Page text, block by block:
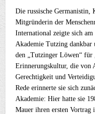
Die russische Germanistin,
Mitgründerin der
International zeigte sich
Akademie Tutzing
den „Tutzinger Löwen“
Erinnerungskultur, die von
Gerechtigkeit und
Rede erinnerte sie sich
Akademie: Hier hatte sie
Mauer ihren ersten Vortrag